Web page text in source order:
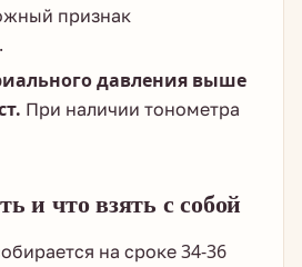
признак
давления выше
При наличии тонометра
и что взять с собой
на сроке 34-36